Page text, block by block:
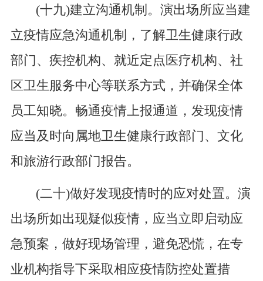
(十九)建立沟通机制。演出场所应当建
立疫情应急沟通机制，了解卫生健康行政
部门、疾控机构、就近定点医疗机构、社
区卫生服务中心等联系方式，并确保全体
员工知晓。畅通疫情上报通道，发现疫情
应当及时向属地卫生健康行政部门、文化
和旅游行政部门报告。
(二十)做好发现疫情时的应对处置。演
出场所如出现疑似疫情，应当立即启动应
急预案，做好现场管理，避免恐慌，在专
业机构指导下采取相应疫情防控处置措